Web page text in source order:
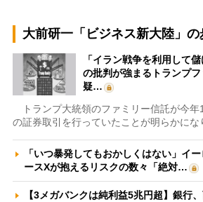
大前研一「ビジネス新大陸」の
「イラン戦争を利用して
の批判が強まるトランプ
疑…
トランプ大統領のファミリー信託が今年
の証券取引を行っていたことが明らかに
「いつ暴発してもおかしくはない」イ
ースXが抱えるリスクの数々「絶対…
【3メガバンクは純利益5兆円超】銀行